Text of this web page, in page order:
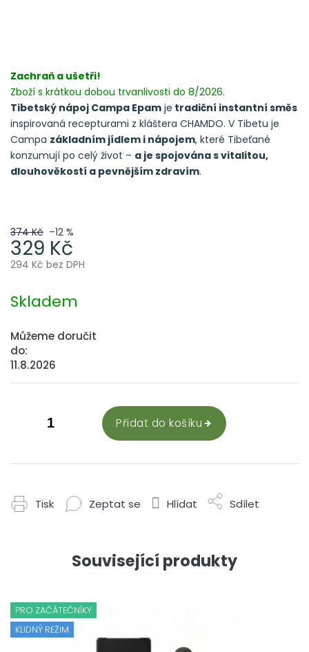
374 Kč –12 %
329 Kč
294 Kč bez DPH
cena:
Skladem
Můžeme doručit
do:
11.8.2026
Přidat do košíku
Zachraň a ušetři!
Zboží s krátkou dobou trvanlivosti do 8/2026.
Tibetský nápoj Campa Epam je tradiční instantní směs
inspirovaná recepturami z kláštera CHAMDO. V Tibetu je
Campa základním jídlem i nápojem, které Tibeťané
konzumují po celý život – a je spojována s vitalitou,
dlouhověkostí a pevnějším zdravím.
Tisk Zeptat se Hlídat Sdílet
Související produkty
PRO ZAČÁTEČNÍKY
KLIDNÝ REŽIM